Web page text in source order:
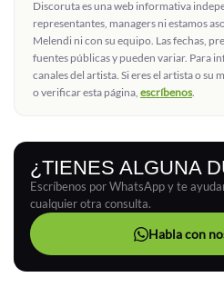
Discoruta es una web informativa
representantes, managers ni estamos
Melendi ni con su equipo. Las fechas,
fuentes públicas y pueden variar. Para
canales del artista. Si eres el artista o su
o verificar esta página, escríbenos.
¿TIENES ALGUNA
Escríbenos por WhatsApp y te
cualquier otra consulta.
Habla con